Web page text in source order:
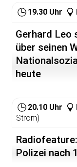
Türkei und in
Uca und John-
türkischen
Volkes und der
aufzuzeigen.
19.30 Uhr
Gerhard
über seinen
heute
Mittelbaden,
schreiben:
Befreiung von
konnten
20.10 Uhr
Strom)
Polizei nach